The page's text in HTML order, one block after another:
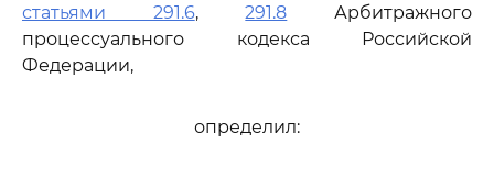
статьями 291.6,291.8 Арбитражного
процессуального кодекса Российской
Федерации,
определил: